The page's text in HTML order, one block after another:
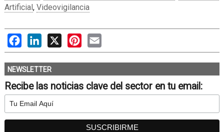
Artificial, Videovigilancia
FacebookLinkedIn
X PinterestEmail
NEWSLETTER
Recibe las noticias clave del sector en tu email: